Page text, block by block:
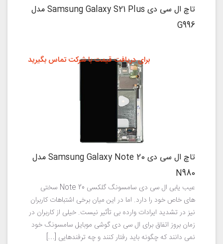
تاچ ال سی دی Samsung Galaxy S21 Plus مدل
G996
تاچ ال سی دی Samsung Galaxy Note 20 مدل
N980
عیب یابی ال سی دی سامسونگ گلکسی Note 20 سختی
های خاص خود را دارد. اما در این میان برخی اشتباهات کاربران
نیز در تشدید ایرادات وارده بی تأثیر نیست. خیلی از کاربران در
زمان بروز اتفاق برای ال سی دی گوشی موبایل سامسونگ خود
نمی دانند که چگونه باید رفتار کنند و چه ترفندهایی […]
برای دریافت قیمت با شرکت تماس بگیرید